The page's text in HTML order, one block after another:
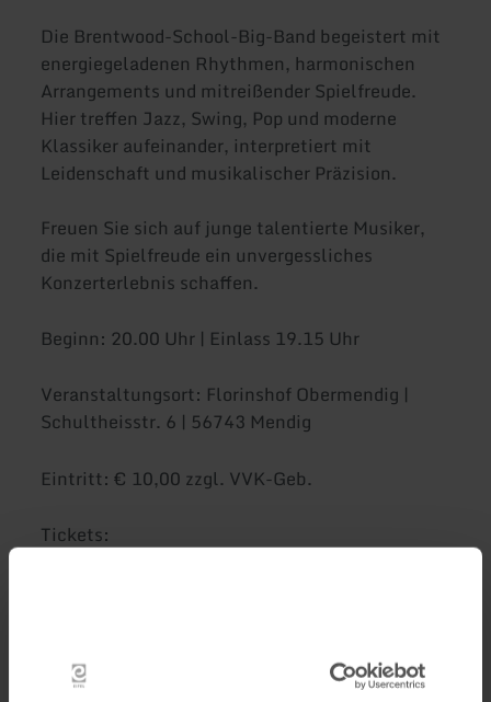
Die Brentwood-School-Big-Band begeistert mit
energiegeladenen Rhythmen, harmonischen
Arrangements und mitreißender Spielfreude.
Hier treffen Jazz, Swing, Pop und moderne
Klassiker aufeinander, interpretiert mit
Leidenschaft und musikalischer Präzision.
Freuen Sie sich auf junge talentierte Musiker,
die mit Spielfreude ein unvergessliches
Konzerterlebnis schaffen.
Beginn: 20.00 Uhr | Einlass 19.15 Uhr
Veranstaltungsort: Florinshof Obermendig |
Schultheisstr. 6 | 56743 Mendig
Eintritt: € 10,00 zzgl. VVK-Geb.
Tickets: